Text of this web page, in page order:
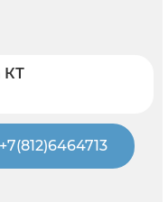
КТ
+7(812)6464713